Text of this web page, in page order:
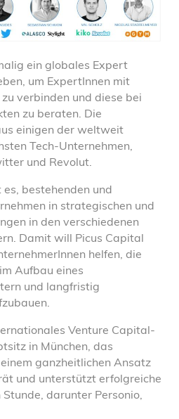
ein globales Expert
um ExpertInnen mit
verbinden und diese bei
zu beraten. Die
einigen der weltweit
Tech-Unternehmen,
und Revolut.
bestehenden und
in strategischen und
in den verschiedenen
Damit will Picus Capital
helfen, die
Aufbau eines
und langfristig
Venture Capital-
in München, das
ganzheitlichen Ansatz
und unterstützt erfolgreiche
darunter Personio,